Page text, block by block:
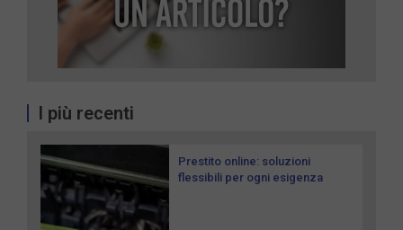
I più recenti
Prestito online: soluzioni
flessibili per ogni esigenza